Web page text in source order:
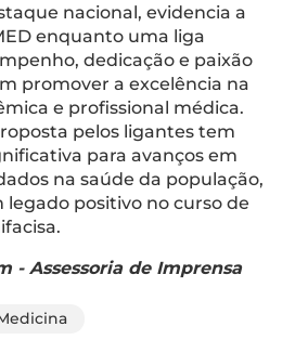
nacional, evidencia a
enquanto uma liga
dedicação e paixão
promover a excelência na
e profissional médica.
pelos ligantes tem
para avanços em
na saúde da população,
legado positivo no curso de
- Assessoria de Imprensa